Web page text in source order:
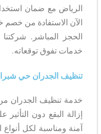
الرياض مع ضمان
الآن الاستفادة من
الحجز المباشر.
خدمات تفوق توقعاته.
تنظيف الجدران حي شبرا
خدمة تنظيف الجدران
إزالة البقع دون
آمنة ومناسبة لكل